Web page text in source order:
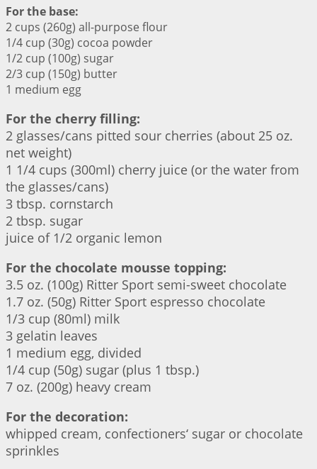
For the base:
2 cups (260g) all-purpose flour
1/4 cup (30g) cocoa powder
1/2 cup (100g) sugar
2/3 cup (150g) butter
1 medium egg
For the cherry filling:
2 glasses/cans pitted sour cherries (about 25 oz.
net weight)
1 1/4 cups (300ml) cherry juice (or the water from
the glasses/cans)
3 tbsp. cornstarch
2 tbsp. sugar
juice of 1/2 organic lemon
For the chocolate mousse topping:
3.5 oz. (100g) Ritter Sport semi-sweet chocolate
1.7 oz. (50g) Ritter Sport espresso chocolate
1/3 cup (80ml) milk
3 gelatin leaves
1 medium egg, divided
1/4 cup (50g) sugar (plus 1 tbsp.)
7 oz. (200g) heavy cream
For the decoration:
whipped cream, confectioners‘ sugar or chocolate
sprinkles